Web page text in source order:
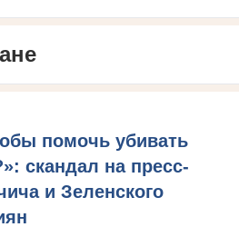
помочь убивать
скандал на пресс-
и Зеленского